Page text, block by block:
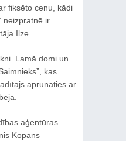
fiksēto cenu, kādi
neizpratnē ir
Ilze.
Lamā domi un
kas
aprunāties ar
aģentūras
Kopāns